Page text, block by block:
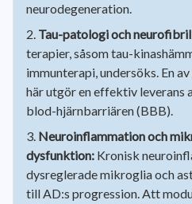
neurodegeneration.
Tau-patologi och
terapier, såsom tau-
immunterapi, undersöks. En
här utgör en effektiv leverans
blod-hjärnbarriären (BBB).
Neuroinflammation och
dysfunktion: Kronisk
dysreglerade mikroglia och
till AD:s progression. Att